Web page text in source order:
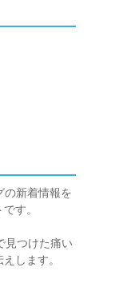
の新着情報を
す。
見つけた痛い
します。